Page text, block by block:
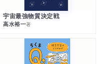
宇宙最強物質決定戦
高水裕一著